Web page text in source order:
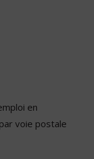
en
voie postale